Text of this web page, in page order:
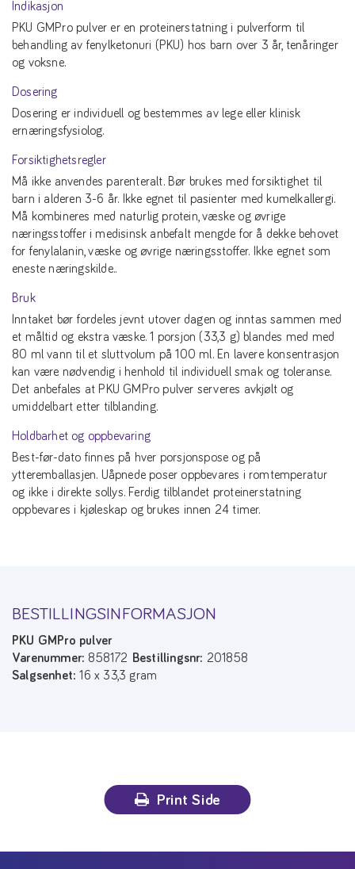
Indikasjon
PKU GMPro pulver er en proteinerstatning i pulverform til
behandling av fenylketonuri (PKU) hos barn over 3 år, tenåringer
og voksne.
Dosering
Dosering er individuell og bestemmes av lege eller klinisk
ernæringsfysiolog.
Forsiktighetsregler
Må ikke anvendes parenteralt. Bør brukes med forsiktighet til
barn i alderen 3-6 år. Ikke egnet til pasienter med kumelkallergi.
Må kombineres med naturlig protein, væske og øvrige
næringsstoffer i medisinsk anbefalt mengde for å dekke behovet
for fenylalanin, væske og øvrige næringsstoffer. Ikke egnet som
eneste næringskilde..
Bruk
Inntaket bør fordeles jevnt utover dagen og inntas sammen med
et måltid og ekstra væske. 1 porsjon (33,3 g) blandes med med
80 ml vann til et sluttvolum på 100 ml. En lavere konsentrasjon
kan være nødvendig i henhold til individuell smak og toleranse.
Det anbefales at PKU GMPro pulver serveres avkjølt og
umiddelbart etter tilblanding.
Holdbarhet og oppbevaring
Best-før-dato finnes på hver porsjonspose og på
ytteremballasjen. Uåpnede poser oppbevares i romtemperatur
og ikke i direkte sollys. Ferdig tilblandet proteinerstatning
oppbevares i kjøleskap og brukes innen 24 timer.
BESTILLINGSINFORMASJON
PKU GMPro pulver
Varenummer: 858172 Bestillingsnr: 201858
Salgsenhet:16 x 33,3 gram
Print Side